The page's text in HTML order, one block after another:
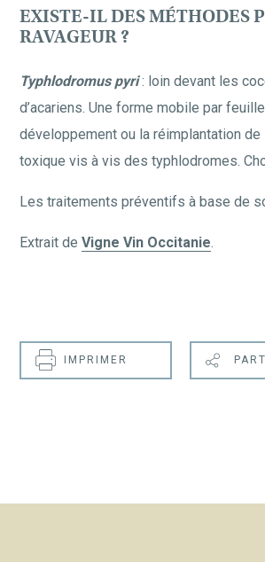
EXISTE-IL DES MÉTHODES
RAVAGEUR ?
Typhlodromus pyri: loin devant les
d’acariens. Une forme mobile par
développement ou la réimplantation
toxique vis à vis des typhlodromes.
Les traitements préventifs à base de
Extrait de Vigne Vin Occitanie.
IMPRIMER